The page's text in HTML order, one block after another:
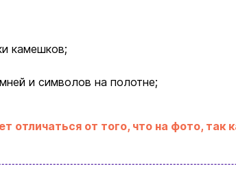
камешков;
и символов на полотне;
отличаться от того, что на фото, так